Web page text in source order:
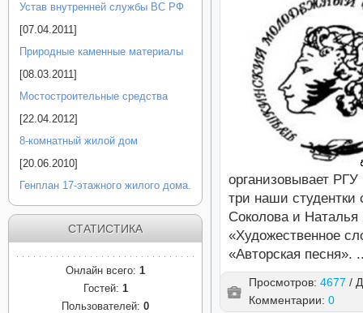
организовывает
три наши студентки
Соколова и
«Художественное
«Авторская песня».
Просмотров: 4677 /
Комментарии: 0
Устав внутренней службы ВС РФ
[07.04.2011]
Природные каменные материалы
[08.03.2011]
Мостостроительные средства
[22.04.2012]
8-комнатный жилой дом
[20.06.2010]
Генплан 17-этажного жилого дома.
СТАТИСТИКА
Онлайн всего: 1
Гостей: 1
Пользователей: 0